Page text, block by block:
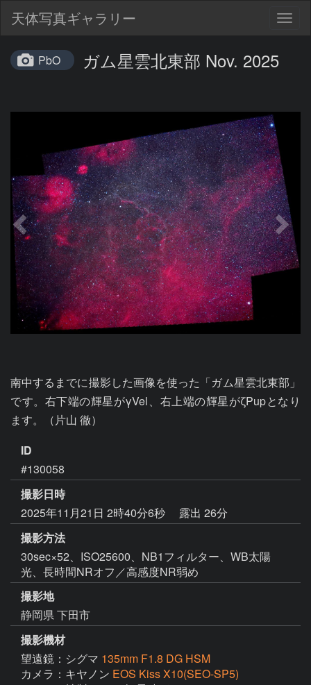
天体写真ギャラリー
PbO ガム星雲北東部 Nov. 2025
南中するまでに撮影した画像を使った「ガム星雲北東部」
です。右下端の輝星がγVel、右上端の輝星がζPupとなり
ます。（片山 徹）
ID
#130058
撮影日時
2025年11月21日 2時40分6秒
露出 26分
撮影方法
30sec×52、ISO25600、NB1フィルター、WB太陽
光、長時間NRオフ／高感度NR弱め
撮影地
静岡県 下田市
撮影機材
望遠鏡：シグマ 135mm F1.8 DG HSM
カメラ：キヤノン EOS Kiss X10(SEO-SP5)